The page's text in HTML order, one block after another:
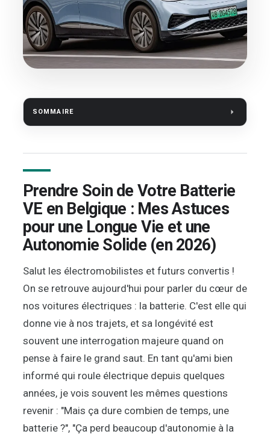
SOMMAIRE
Prendre Soin de Votre Batterie
VE en Belgique : Mes Astuces
pour une Longue Vie et une
Autonomie Solide (en 2026)
Salut les électromobilistes et futurs convertis !
On se retrouve aujourd'hui pour parler du cœur de
nos voitures électriques : la batterie. C'est elle qui
donne vie à nos trajets, et sa longévité est
souvent une interrogation majeure quand on
pense à faire le grand saut. En tant qu'ami bien
informé qui roule électrique depuis quelques
années, je vois souvent les mêmes questions
revenir : "Mais ça dure combien de temps, une
batterie ?", "Ça perd beaucoup d'autonomie à la